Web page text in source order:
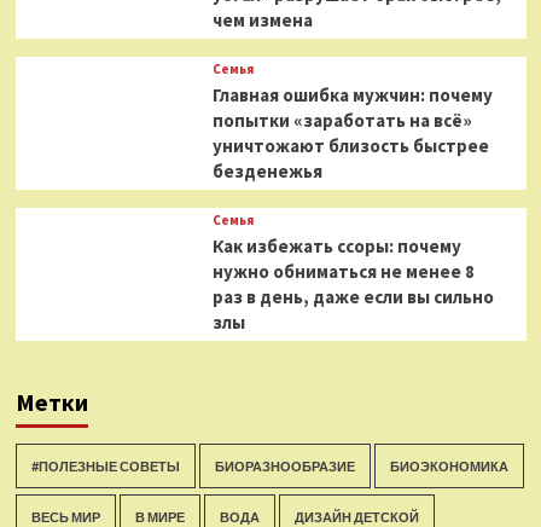
чем измена
Семья
Главная ошибка мужчин: почему
попытки «заработать на всё»
уничтожают близость быстрее
безденежья
Семья
Как избежать ссоры: почему
нужно обниматься не менее 8
раз в день, даже если вы сильно
злы
Метки
#ПОЛЕЗНЫЕ СОВЕТЫ БИОРАЗНООБРАЗИЕ БИОЭКОНОМИКА
ВЕСЬ МИР В МИРЕ ВОДА ДИЗАЙН ДЕТСКОЙ